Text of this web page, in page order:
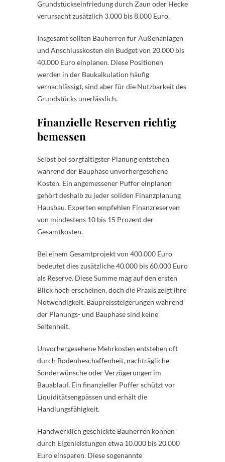
Grundstückseinfriedung durch Zaun oder Hecke
verursacht zusätzlich 3.000 bis 8.000 Euro.
Insgesamt sollten Bauherren für Außenanlagen
und Anschlusskosten ein Budget von 20.000 bis
40.000 Euro einplanen. Diese Positionen
werden in der Baukalkulation häufig
vernachlässigt, sind aber für die Nutzbarkeit des
Grundstücks unerlässlich.
Finanzielle Reserven richtig
bemessen
Selbst bei sorgfältigster Planung entstehen
während der Bauphase unvorhergesehene
Kosten. Ein angemessener Puffer einplanen
gehört deshalb zu jeder soliden Finanzplanung
Hausbau. Experten empfehlen Finanzreserven
von mindestens 10 bis 15 Prozent der
Gesamtkosten.
Bei einem Gesamtprojekt von 400.000 Euro
bedeutet dies zusätzliche 40.000 bis 60.000 Euro
als Reserve. Diese Summe mag auf den ersten
Blick hoch erscheinen, doch die Praxis zeigt ihre
Notwendigkeit. Baupreissteigerungen während
der Planungs- und Bauphase sind keine
Seltenheit.
Unvorhergesehene Mehrkosten entstehen oft
durch Bodenbeschaffenheit, nachträgliche
Sonderwünsche oder Verzögerungen im
Bauablauf. Ein finanzieller Puffer schützt vor
Liquiditätsengpässen und erhält die
Handlungsfähigkeit.
Handwerklich geschickte Bauherren können
durch Eigenleistungen etwa 10.000 bis 20.000
Euro einsparen. Diese sogenannte